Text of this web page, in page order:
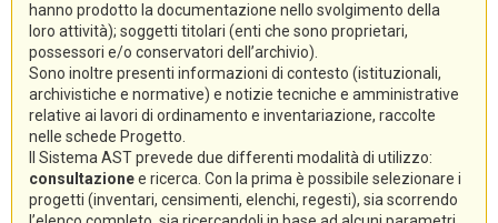
hanno prodotto la documentazione nello svolgimento della
loro attività); soggetti titolari (enti che sono proprietari,
possessori e/o conservatori dell’archivio).
Sono inoltre presenti informazioni di contesto (istituzionali,
archivistiche e normative) e notizie tecniche e amministrative
relative ai lavori di ordinamento e inventariazione, raccolte
nelle schede Progetto.
Il Sistema AST prevede due differenti modalità di utilizzo:
consultazionee ricerca. Con la prima è possibile selezionare i
progetti (inventari, censimenti, elenchi, regesti), sia scorrendo